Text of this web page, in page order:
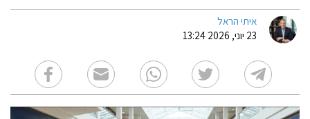
איתי הראל
23 יוני, 2026 13:24